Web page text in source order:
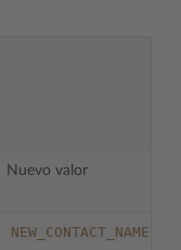
Nuevo valor
NEW_CONTACT_NAME